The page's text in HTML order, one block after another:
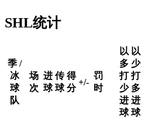
SHL统计
季 /
冰
球
队
场
次
进
球
传
球
得
分
+/-
罚
时
以
多
打
少
进
球
以
少
打
多
进
球